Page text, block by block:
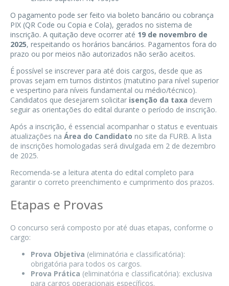
O pagamento pode ser feito via boleto bancário ou cobrança
PIX (QR Code ou Copia e Cola), gerados no sistema de
inscrição. A quitação deve ocorrer até 19 de novembro de
2025, respeitando os horários bancários. Pagamentos fora do
prazo ou por meios não autorizados não serão aceitos.
É possível se inscrever para até dois cargos, desde que as
provas sejam em turnos distintos (matutino para nível superior
e vespertino para níveis fundamental ou médio/técnico).
Candidatos que desejarem solicitar isenção da taxa devem
seguir as orientações do edital durante o período de inscrição.
Após a inscrição, é essencial acompanhar o status e eventuais
atualizações na Área do Candidato no site da FURB. A lista
de inscrições homologadas será divulgada em 2 de dezembro
de 2025.
Recomenda-se a leitura atenta do edital completo para
garantir o correto preenchimento e cumprimento dos prazos.
Etapas e Provas
O concurso será composto por até duas etapas, conforme o
cargo:
Prova Objetiva (eliminatória e classificatória):
obrigatória para todos os cargos.
Prova Prática (eliminatória e classificatória): exclusiva
para cargos operacionais específicos.